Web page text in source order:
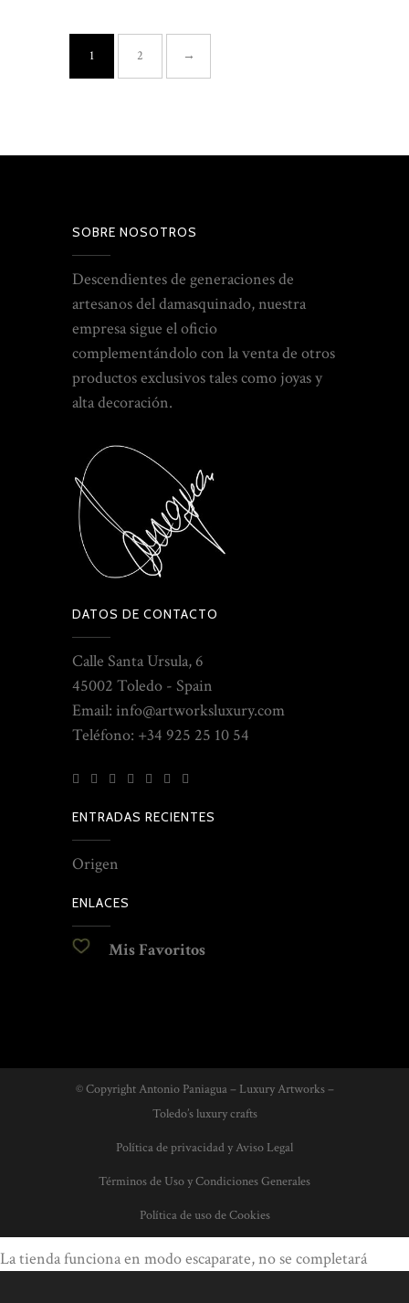
1 2 →
SOBRE NOSOTROS
Descendientes de generaciones de
artesanos del damasquinado, nuestra
empresa sigue el oficio
complementándolo con la venta de otros
productos exclusivos tales como joyas y
alta decoración.
DATOS DE CONTACTO
Calle Santa Ursula, 6
45002 Toledo - Spain
Email: info@artworksluxury.com
Teléfono: +34 925 25 10 54
ENTRADAS RECIENTES
Origen
ENLACES
Mis Favoritos
© Copyright Antonio Paniagua – Luxury Artworks –
Toledo’s luxury crafts
Política de privacidad y Aviso Legal
Términos de Uso y Condiciones Generales
Política de uso de Cookies
La tienda funciona en modo escaparate, no se completará